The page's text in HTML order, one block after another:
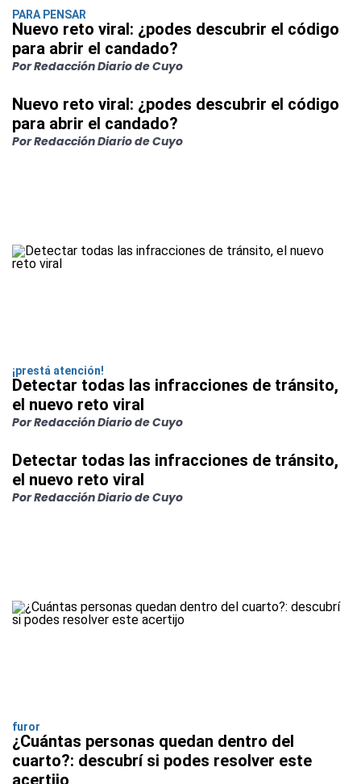
PARA PENSAR
Nuevo reto viral: ¿podes descubrir el código
para abrir el candado?
Por Redacción Diario de Cuyo
Nuevo reto viral: ¿podes descubrir el código
para abrir el candado?
Por Redacción Diario de Cuyo
¡prestá atención!
Detectar todas las infracciones de tránsito,
el nuevo reto viral
Por Redacción Diario de Cuyo
Detectar todas las infracciones de tránsito,
el nuevo reto viral
Por Redacción Diario de Cuyo
furor
¿Cuántas personas quedan dentro del
cuarto?: descubrí si podes resolver este